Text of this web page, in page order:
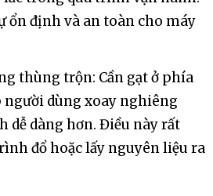
ổn định và an toàn cho máy
thùng trộn: Cần gạt ở phía
dùng xoay nghiêng
dễ dàng hơn. Điều này rất
đổ hoặc lấy nguyên liệu ra